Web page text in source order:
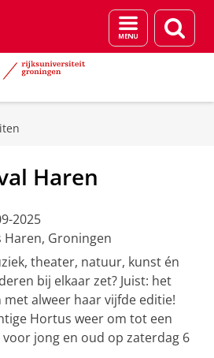
Menu
en
Haren
2025
Haren, Groningen
theater, natuur, kunst én
bij elkaar zet? Juist: het
alweer haar vijfde editie!
Hortus weer om tot een
jong en oud op zaterdag 6